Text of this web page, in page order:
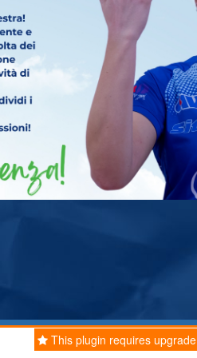
This plugin requires upgrade